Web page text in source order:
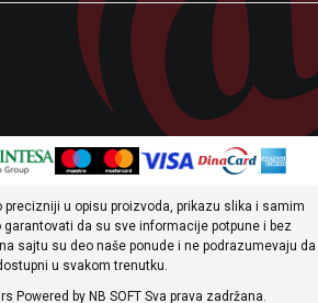
precizniji u opisu proizvoda, prikazu slika i samim
da su sve informacije potpune i bez
sajtu su deo naše ponude i ne podrazumevaju da
u svakom trenutku.
Powered by NB SOFT Sva prava zadržana.